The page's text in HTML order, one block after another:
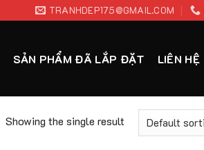
TRANHDEP175@GMAIL.COM
SẢN PHẨM ĐÃ LẮP ĐẶT LIÊN HỆ
Showing the single result